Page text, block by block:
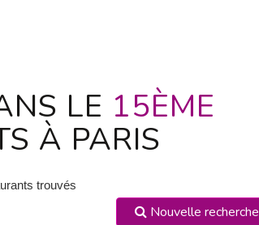
LE 15ÈME
À PARIS
trouvés
Nouvelle recherche